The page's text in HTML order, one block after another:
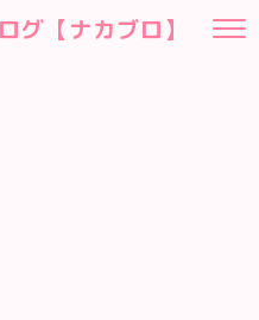
グ【ナカブロ】